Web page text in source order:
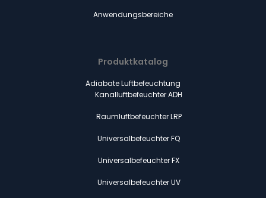
Anwendungsbereiche
Produktkatalog
Adiabate Luftbefeuchtung
Kanalluftbefeuchter ADH
Raumluftbefeuchter LRP
Universalbefeuchter FQ
Universalbefeuchter FX
Universalbefeuchter UV